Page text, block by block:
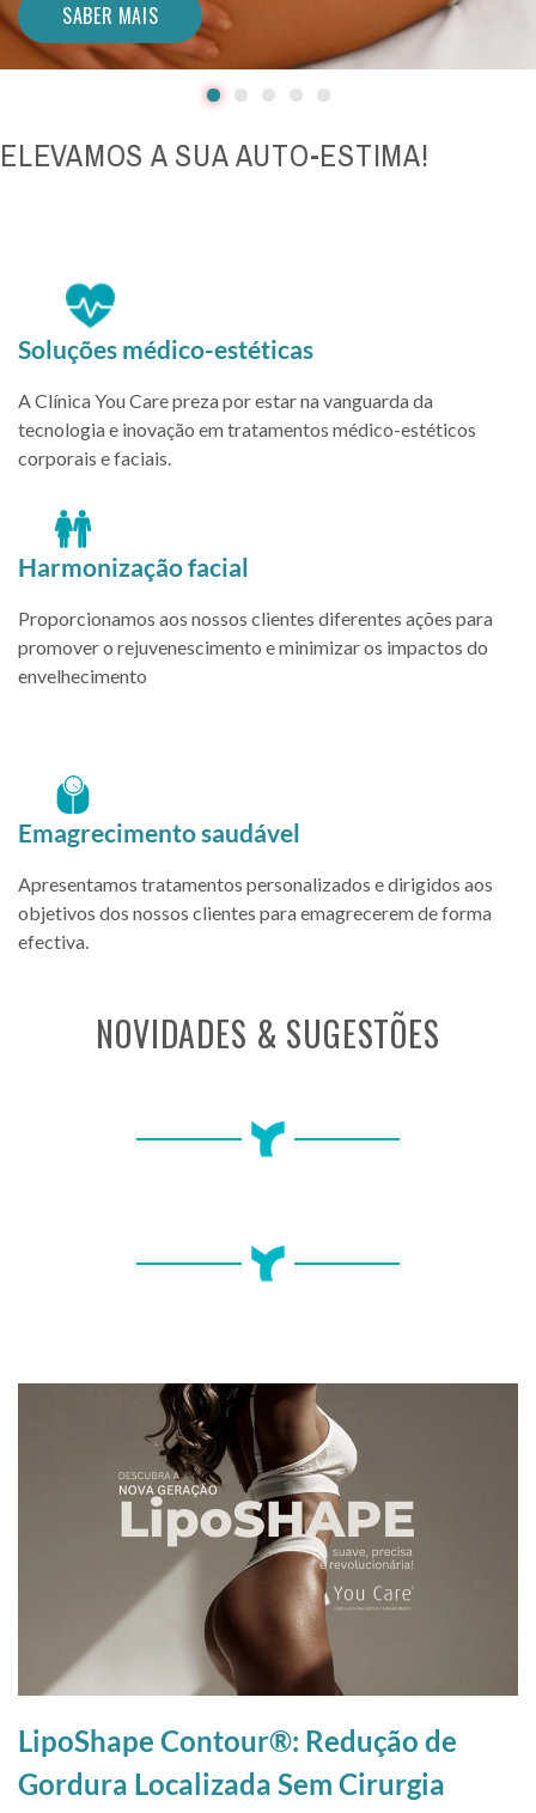
SABER MAIS
SABER MAIS
SABER MAIS
SABER MAIS
SABER MAIS
ELEVAMOS ASUAAUTO-ESTIMA!
Soluções médico-estéticas
A Clínica You Care preza por estar na vanguarda da
tecnologia e inovação em tratamentos médico-estéticos
corporais e faciais.
Harmonização facial
Proporcionamos aos nossos clientes diferentes ações para
promover o rejuvenescimento e minimizar os impactos do
envelhecimento
Emagrecimento saudável
Apresentamos tratamentos personalizados e dirigidos aos
objetivos dos nossos clientes para emagrecerem de forma
efectiva.
NOVIDADES & SUGESTÕES
LipoShape Contour®: Redução de
Gordura Localizada Sem Cirurgia